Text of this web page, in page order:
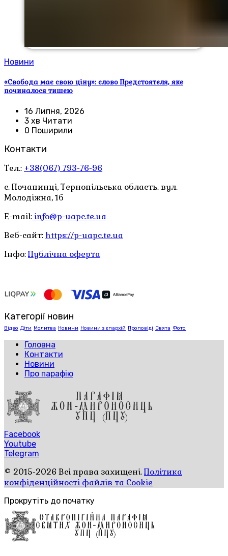
Новини
«Свобода має свою ціну»: слово Предстоятеля, яке
починалося тишею
16 Липня, 2026
3 хв Читати
0 Поширили
Контакти
Тел.: +38(067) 793-76-96
с. Почапинці, Тернопільська область. вул.
Молодіжна, 1б
E-mail: info@p-uapc.te.ua
Веб-сайт: https://p-uapc.te.ua
Інфо:Публічна оферта
Категорії новин
Відео Діти Молитва Новини Новини з єпархій Проповіді Свята Фото
Головна
Контакти
Новини
Про парафію
Facebook
Youtube
Telegram
© 2015-2026 Всі права захищені.Політика
конфіденційності файлів та Cookie
Прокрутіть до початку